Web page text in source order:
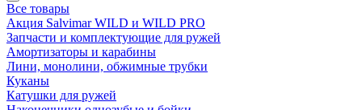
Все товары
Акция Salvimar WILD и WILD PRO
Запчасти и комплектующие для ружей
Амортизаторы и карабины
Лини, монолини, обжимные трубки
Куканы
Катушки для ружей